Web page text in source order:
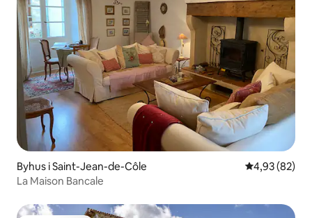
Byhus i Saint-Jean-de-Côle 4,93 ud af 5 i
4,93 (82)
La Maison Bancale